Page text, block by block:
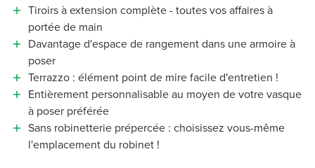
Tiroirs à extension complète - toutes vos affaires à
portée de main
Davantage d'espace de rangement dans une armoire à
poser
Terrazzo : élément point de mire facile d'entretien !
Entièrement personnalisable au moyen de votre vasque
à poser préférée
Sans robinetterie prépercée : choisissez vous-même
l'emplacement du robinet !